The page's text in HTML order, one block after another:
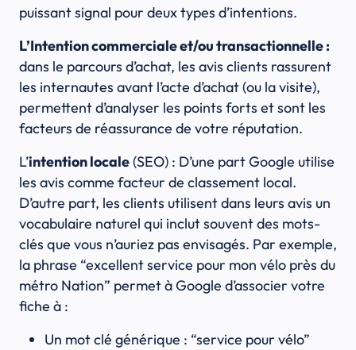
puissant signal pour deux types d’intentions.
L’Intention commerciale et/ou transactionnelle :
dans le parcours d’achat, les avis clients rassurent
les internautes avant l’acte d’achat (ou la visite),
permettent d’analyser les points forts et sont les
facteurs de réassurance de votre réputation.
L’intention locale(SEO) : D’une part Google utilise
les avis comme facteur de classement local.
D’autre part, les clients utilisent dans leurs avis un
vocabulaire naturel qui inclut souvent des mots-
clés que vous n’auriez pas envisagés. Par exemple,
la phrase “excellent service pour mon vélo près du
métro Nation” permet à Google d’associer votre
fiche à :
Un mot clé générique : “service pour vélo”